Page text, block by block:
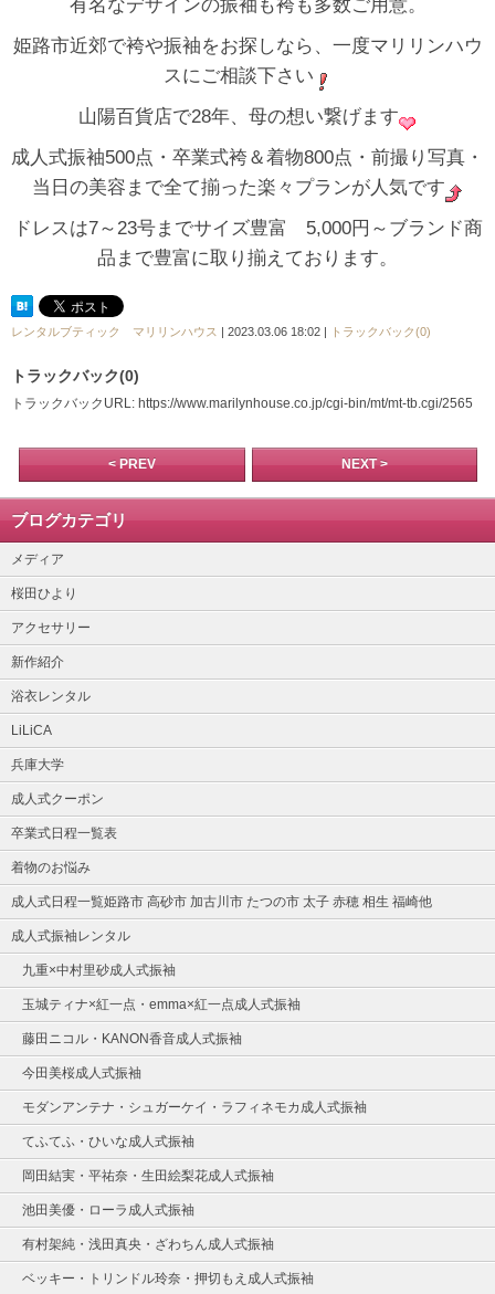
有名なデザインの振袖も袴も多数ご用意。
姫路市近郊で袴や振袖をお探しなら、一度マリリンハウ
スにご相談下さい
山陽百貨店で28年、母の想い繋げます
成人式振袖500点・卒業式袴＆着物800点・前撮り写真・
当日の美容まで全て揃った楽々プランが人気です
ドレスは7～23号までサイズ豊富 5,000円～ブランド商
品まで豊富に取り揃えております。
レンタルブティック マリリンハウス | 2023.03.06 18:02 | トラックバック(0)
トラックバック(0)
トラックバックURL: https://www.marilynhouse.co.jp/cgi-bin/mt/mt-tb.cgi/2565
< PREV NEXT >
ブログカテゴリ
メディア
桜田ひより
アクセサリー
新作紹介
浴衣レンタル
LiLiCA
兵庫大学
成人式クーポン
卒業式日程一覧表
着物のお悩み
成人式日程一覧姫路市 高砂市 加古川市 たつの市 太子 赤穂 相生 福崎他
成人式振袖レンタル
九重×中村里砂成人式振袖
玉城ティナ×紅一点・emma×紅一点成人式振袖
藤田ニコル・KANON香音成人式振袖
今田美桜成人式振袖
モダンアンテナ・シュガーケイ・ラフィネモカ成人式振袖
てふてふ・ひいな成人式振袖
岡田結実・平祐奈・生田絵梨花成人式振袖
池田美優・ローラ成人式振袖
有村架純・浅田真央・ざわちん成人式振袖
ベッキー・トリンドル玲奈・押切もえ成人式振袖